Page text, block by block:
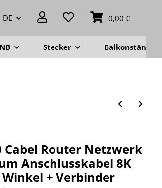
DE 0,00 €
Stecker Balkonständer
Cabel Router Netzwerk
Anschlusskabel 8K
+ Verbinder